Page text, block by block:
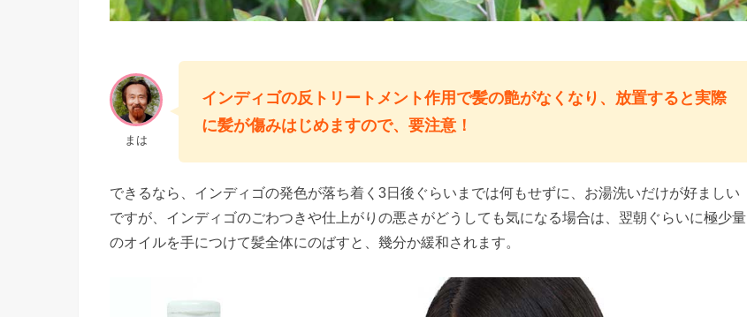
まは
インディゴの反トリートメント作用で髪の艶がなくなり、放置すると実際
に髪が傷みはじめますので、要注意！
できるなら、インディゴの発色が落ち着く3日後ぐらいまでは何もせずに、お湯洗いだけが好ましい
ですが、インディゴのごわつきや仕上がりの悪さがどうしても気になる場合は、翌朝ぐらいに極少量
のオイルを手につけて髪全体にのばすと、幾分か緩和されます。